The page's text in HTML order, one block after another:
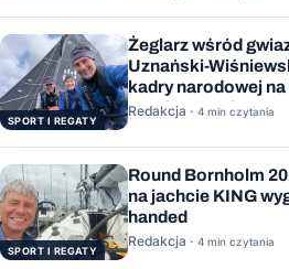
SPORT I REGATY
Żeglarz wśród
Uznański-
kadry narodowej
Stację Kosmiczną
Redakcja · 4 min czytania
SPORT I REGATY
Round Bornholm
na jachcie KING
handed
Redakcja · 4 min czytania